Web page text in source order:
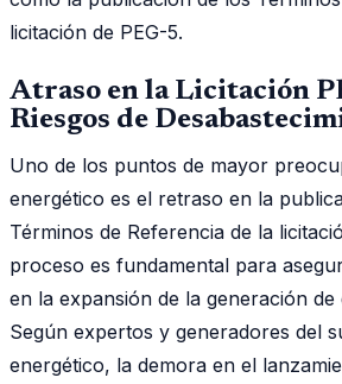
licitación de PEG-5.
Atraso en la Licitación
Riesgos de
Uno de los puntos de mayor
energético es el retraso en la
Términos de Referencia de la
proceso es fundamental para
en la expansión de la generación de
Según expertos y generadores del
energético, la demora en el